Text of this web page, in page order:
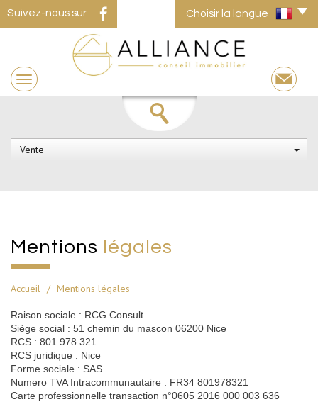
Suivez-nous sur Choisir la langue
Vente
mentions légales
Accueil Mentions légales
Raison sociale : RCG Consult
Siège social : 51 chemin du mascon 06200 Nice
RCS : 801 978 321
RCS juridique : Nice
Forme sociale : SAS
Numero TVA Intracommunautaire : FR34 801978321
Carte professionnelle transaction n°0605 2016 000 003 636